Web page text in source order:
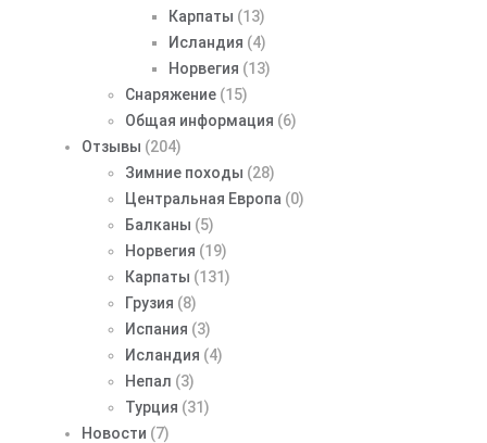
Карпаты (13)
Исландия (4)
Норвегия (13)
Снаряжение (15)
Общая информация (6)
Отзывы (204)
Зимние походы (28)
Центральная Европа (0)
Балканы (5)
Норвегия (19)
Карпаты (131)
Грузия (8)
Испания (3)
Исландия (4)
Непал (3)
Турция (31)
Новости (7)